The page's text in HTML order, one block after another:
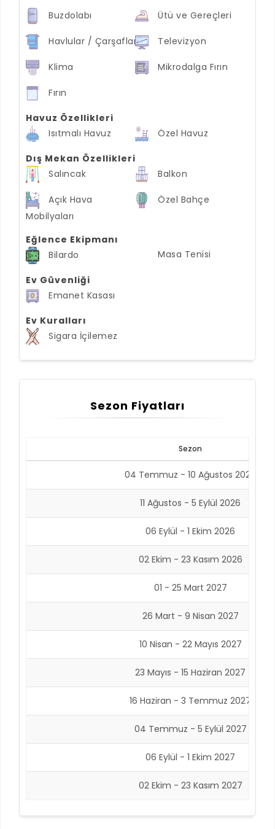
Buzdolabı Ütü ve Gereçleri
Havlular / Çarşaflar Televizyon
Klima Mikrodalga Fırın
Fırın
Havuz Özellikleri
Isıtmalı Havuz
Özel Havuz
Dış Mekan Özellikleri
Salıncak
Balkon
Açık Hava
Mobilyaları
Özel Bahçe
Eğlence Ekipmanı
Bilardo
Masa Tenisi
Ev Güvenliği
Emanet Kasası
Ev Kuralları
Sigara İçilemez
Sezon Fiyatları
Sezon
04 Temmuz - 10 Ağustos 2026
11 Ağustos - 5 Eylül 2026
06 Eylül - 1 Ekim 2026
02 Ekim - 23 Kasım 2026
01 - 25 Mart 2027
26 Mart - 9 Nisan 2027
10 Nisan - 22 Mayıs 2027
23 Mayıs - 15 Haziran 2027
16 Haziran - 3 Temmuz 2027
04 Temmuz - 5 Eylül 2027
06 Eylül - 1 Ekim 2027
02 Ekim - 23 Kasım 2027